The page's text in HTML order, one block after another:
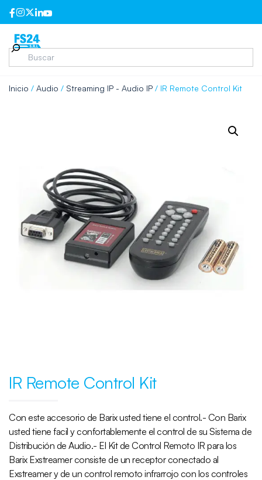
Inicio / Audio / Streaming IP - Audio IP / IR Remote Control Kit
IR Remote Control Kit
Con este accesorio de Barix usted tiene el control.- Con Barix
usted tiene facil y confortablemente el control de su Sistema de
Distribución de Audio.- El Kit de Control Remoto IR para los
Barix Exstreamer consiste de un receptor conectado al
Exstreamer y de un control remoto infrarrojo con los controles